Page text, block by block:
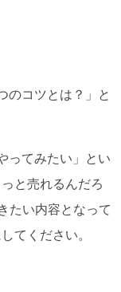
のコツとは？」と
ってみたい」とい
と売れるんだろ
たい内容となって
てください。